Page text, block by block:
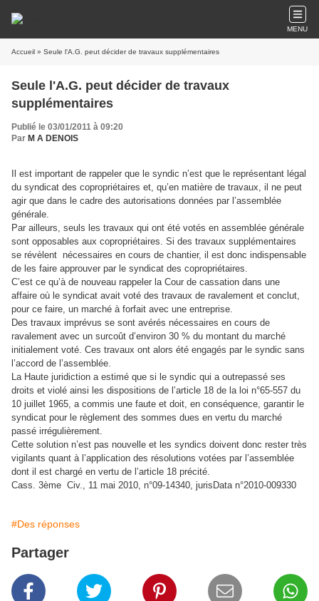
MENU
Accueil » Seule l'A.G. peut décider de travaux supplémentaires
Seule l'A.G. peut décider de travaux
supplémentaires
Publié le 03/01/2011 à 09:20
Par M A DENOIS
Il est important de rappeler que le syndic n’est que le représentant légal
du syndicat des copropriétaires et, qu’en matière de travaux, il ne peut
agir que dans le cadre des autorisations données par l’assemblée
générale.
Par ailleurs, seuls les travaux qui ont été votés en assemblée générale
sont opposables aux copropriétaires. Si des travaux supplémentaires
se révèlent nécessaires en cours de chantier, il est donc indispensable
de les faire approuver par le syndicat des copropriétaires.
C’est ce qu’à de nouveau rappeler la Cour de cassation dans une
affaire où le syndicat avait voté des travaux de ravalement et conclut,
pour ce faire, un marché à forfait avec une entreprise.
Des travaux imprévus se sont avérés nécessaires en cours de
ravalement avec un surcoût d’environ 30 % du montant du marché
initialement voté. Ces travaux ont alors été engagés par le syndic sans
l’accord de l’assemblée.
La Haute juridiction a estimé que si le syndic qui a outrepassé ses
droits et violé ainsi les dispositions de l’article 18 de la loi n°65-557 du
10 juillet 1965, a commis une faute et doit, en conséquence, garantir le
syndicat pour le règlement des sommes dues en vertu du marché
passé irrégulièrement.
Cette solution n’est pas nouvelle et les syndics doivent donc rester très
vigilants quant à l’application des résolutions votées par l’assemblée
dont il est chargé en vertu de l’article 18 précité.
Cass. 3ème Civ., 11 mai 2010, n°09-14340, jurisData n°2010-009330
#Des réponses
Partager